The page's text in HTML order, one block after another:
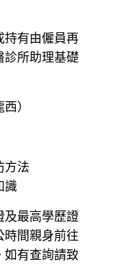
持有由僱員再
診所助理基礎
）
方法
識
及最高學歷證
時間親身前往
如有查詢請致